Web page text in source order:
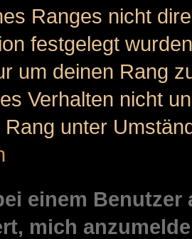
Ranges nicht
festgelegt
um deinen Rang
Verhalten nicht
unter
einem
mich